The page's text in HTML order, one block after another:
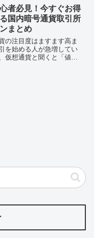
った不安もあるかもしれ
この記事で...
者必見！今すぐお得
国内暗号通貨取引所
まとめ
の注目度はますます高ま
を始める人が急増してい
仮想通貨と聞くと「値動